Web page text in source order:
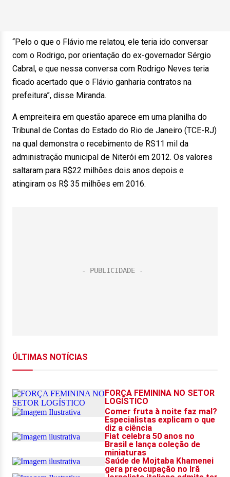
“Pelo o que o Flávio me relatou, ele teria ido conversar
com o Rodrigo, por orientação do ex-governador Sérgio
Cabral, e que nessa conversa com Rodrigo Neves teria
ficado acertado que o Flávio ganharia contratos na
prefeitura”, disse Miranda.
A empreiteira em questão aparece em uma planilha do
Tribunal de Contas do Estado do Rio de Janeiro (TCE-RJ)
na qual demonstra o recebimento de RS11 mil da
administração municipal de Niterói em 2012. Os valores
saltaram para R$22 milhões dois anos depois e
atingiram os R$ 35 milhões em 2016.